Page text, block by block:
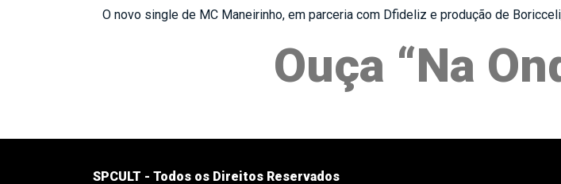
O novo single de MC Maneirinho, em parceria com Dfideliz e produção de
Ouça “Na
SPCULT - Todos os Direitos Reservados